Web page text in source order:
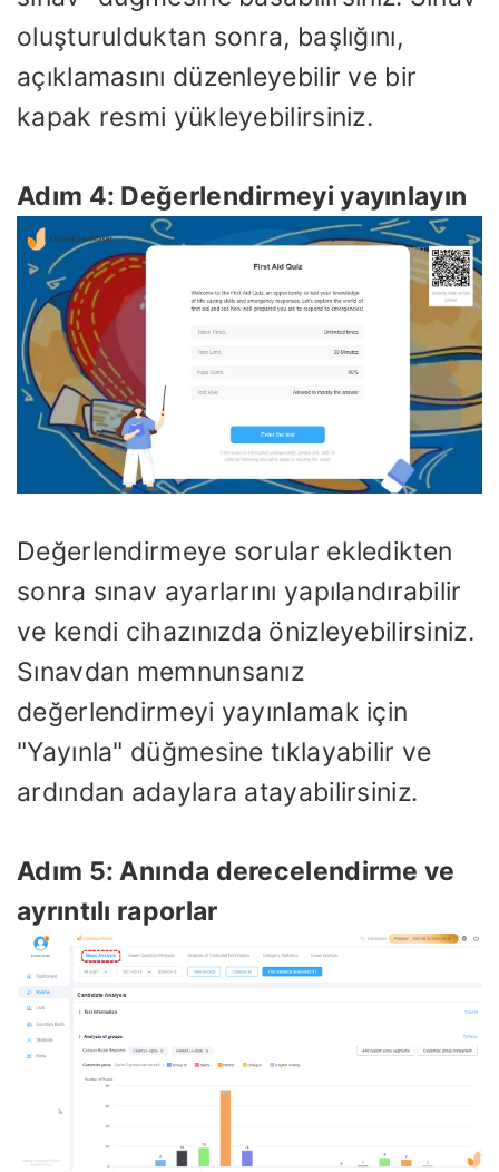
oluşturulduktan sonra, başlığını,
açıklamasını düzenleyebilir ve bir
kapak resmi yükleyebilirsiniz.
Adım 4: Değerlendirmeyi yayınlayın
Değerlendirmeye sorular ekledikten
sonra sınav ayarlarını yapılandırabilir
ve kendi cihazınızda önizleyebilirsiniz.
Sınavdan memnunsanız
değerlendirmeyi yayınlamak için
"Yayınla" düğmesine tıklayabilir ve
ardından adaylara atayabilirsiniz.
Adım 5: Anında derecelendirme ve
ayrıntılı raporlar